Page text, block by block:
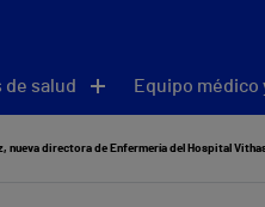
de salud Equipo médico
nueva directora de Enfermería del Hospital